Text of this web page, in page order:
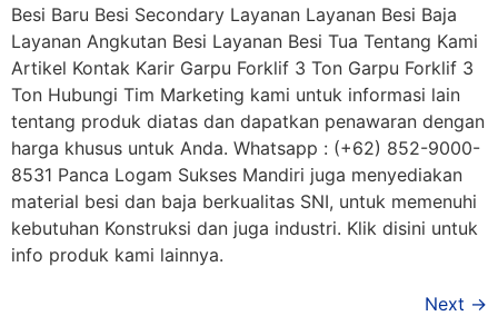
Besi Baru Besi Secondary Layanan Layanan Besi Baja
Layanan Angkutan Besi Layanan Besi Tua Tentang Kami
Artikel Kontak Karir Garpu Forklif 3 Ton Garpu Forklif 3
Ton Hubungi Tim Marketing kami untuk informasi lain
tentang produk diatas dan dapatkan penawaran dengan
harga khusus untuk Anda. Whatsapp : (+62) 852-9000-
8531 Panca Logam Sukses Mandiri juga menyediakan
material besi dan baja berkualitas SNI, untuk memenuhi
kebutuhan Konstruksi dan juga industri. Klik disini untuk
info produk kami lainnya.
Next →